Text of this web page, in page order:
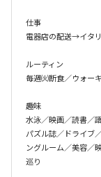
仕事
電器店の配送→イタ
ルーティン
毎週㈫断食／ウォー
趣味
水泳／映画／読書／
パズル誌／ドライブ
ングルーム／美容／
巡り